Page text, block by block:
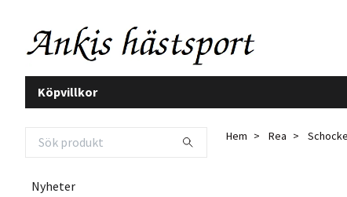
Köpvillkor
Nyheter
Hem Rea